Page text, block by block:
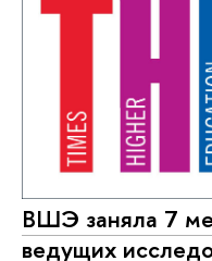
ВШЭ заняла 7
ведущих